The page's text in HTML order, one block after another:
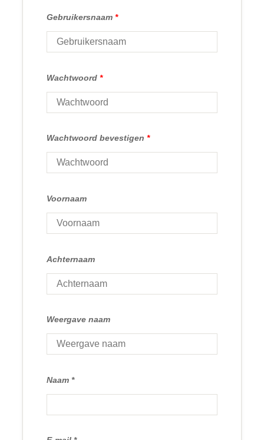
Gebruikersnaam*
Wachtwoord*
Wachtwoord bevestigen*
Voornaam
Achternaam
Weergave naam
Naam